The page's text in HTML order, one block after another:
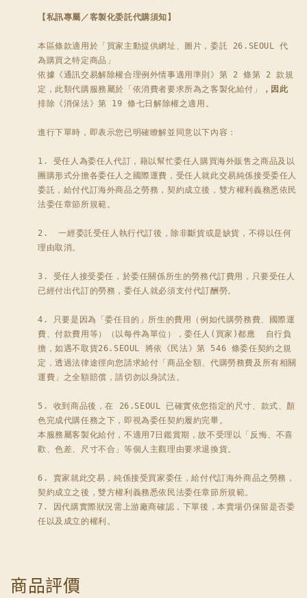
【私訊專屬／客製化委託代購須知】
本區條款適用於「買家主動提供網址、圖片，委託 26.SEOUL 代
為購買之特定商品」
依據《通訊交易解除權合理例外情事適用準則》第 2 條第 2 款規
定，此類代購服務屬於「依消費者要求所為之客製化給付」
，因此
排除《消保法》第 19 條七日解除權之適用。
進行下單時，即表示您已明確瞭解並同意以下內容：
1. 受任人為委任人代訂，藉以幫忙委任人購買海外販售之商品及以
團購形式分擔各委任人之國際運費，受任人就此交易純係接受委任人
委託，給付代訂海外商品之勞務，契約成立後，雙方權利義務悉依民
法委任章節所規範。
2.  一經委託受任人執行代訂後，除非斷貨或是缺貨，不得以任何
理由取消。
3. 受任人接受委任，於委任關係所生的勞務代訂費用，只要受任人
已經付出代訂的勞務，委任人就必須支付代訂酬勞。
4. 只要是因為「委任目的」所生的費用（例如代購勞務費、國際運
費、付款費用等）（以每件為單位），委任人(買家)都應  自行負
擔，如遇不取貨26.SEOUL 將依《民法》第 546 條委任契約之規
定，透過法律途徑向您請求給付「商品全額、代購勞務費及所有相關
運費」之全額賠償，請切勿以身試法。
5. 收到商品後，在 26.SEOUL 已確實依您指定的尺寸、款式、顏
色完成代購任務之下，即視為委任契約履約完畢。
本服務屬客製化給付，不適用7日鑑賞期，故不受理以「反悔、不喜
歡、色差、尺寸不合」等個人主觀理由要求退換貨。
6. 賣家就此交易，純係接受買家委任，給付代訂海外商品之勞務，
契約成立之後，雙方權利義務悉依民法委任章節所規範。
7. 因代購實際狀況需上游廠商確認，下單後，本賣場仍保留是否委
任以及成立的權利。
商品評價